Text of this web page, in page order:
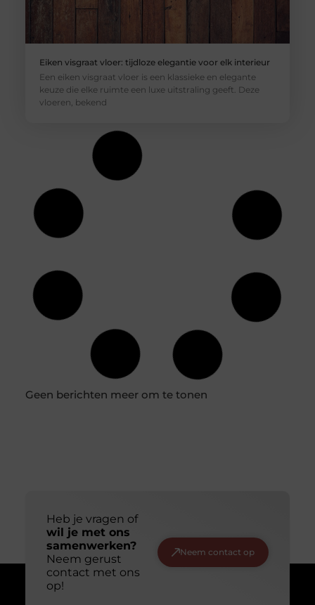
Eiken visgraat vloer: tijdloze elegantie voor elk interieur
Een eiken visgraat vloer is een klassieke en elegante
keuze die elke ruimte een luxe uitstraling geeft. Deze
vloeren, bekend
Houten vloer isoleren: een slimme en
budgetvriendelijke aanpak
Het isoleren van een houten vloer kan aanzienlijke
voordelen opleveren, zoals lagere energiekosten en een
verhoogd wooncomfort. Of je nu
Zelf vloer isoleren: een complete gids voor de doe-het-
Het isoleren van je vloer is een van de meest effectieve
manieren om energie te besparen en het comfort in